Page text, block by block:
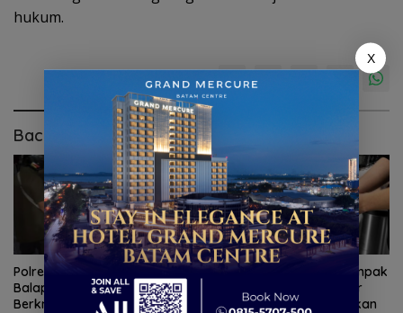
hukum.
Baca Juga
Polresta Barelang Razia
Balap Liar, 31 Motor
Berknalpot Brong Ditindak
BP Batam Antisipasi Dampak
Minim Hujan, Pasokan Air
Bersih Batam Dioptimalkan
X